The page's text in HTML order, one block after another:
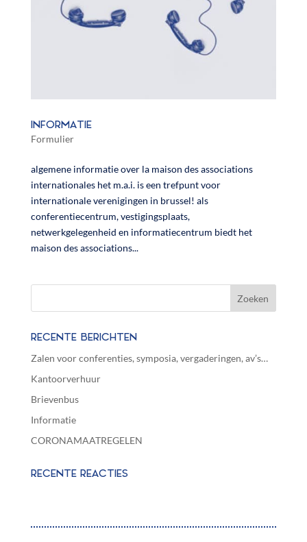
INFORMATIE
Formulier
algemene informatie over la maison des associations
internationales het m.a.i. is een trefpunt voor
internationale verenigingen in brussel! als
conferentiecentrum, vestigingsplaats,
netwerkgelegenheid en informatiecentrum biedt het
maison des associations...
RECENTE BERICHTEN
Zalen voor conferenties, symposia, vergaderingen, av’s…
Kantoorverhuur
Brievenbus
Informatie
CORONAMAATREGELEN
RECENTE REACTIES